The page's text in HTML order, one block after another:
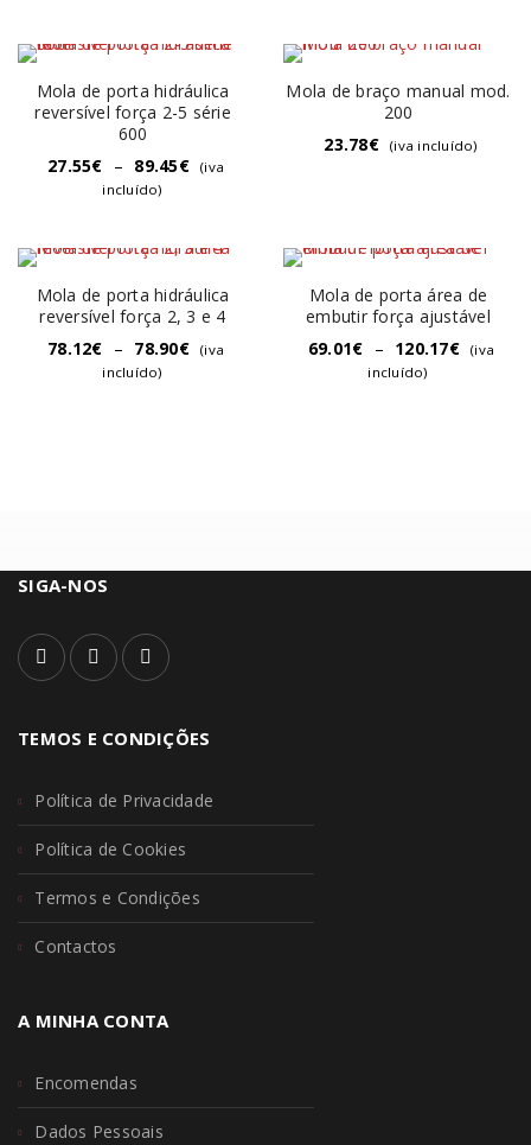
Mola de porta hidráulica
reversível força 2-5 série
600
27.55€ – 89.45€
(iva
incluído)
Mola de braço manual mod.
200
23.78€ (iva incluído)
Mola de porta hidráulica
reversível força 2, 3 e 4
78.12€ – 78.90€
(iva
incluído)
Mola de porta área de
embutir força ajustável
69.01€ – 120.17€
(iva
incluído)
SIGA-NOS
TEMOS E CONDIÇÕES
Política de Privacidade
Política de Cookies
Termos e Condições
Contactos
A MINHA CONTA
Encomendas
Dados Pessoais